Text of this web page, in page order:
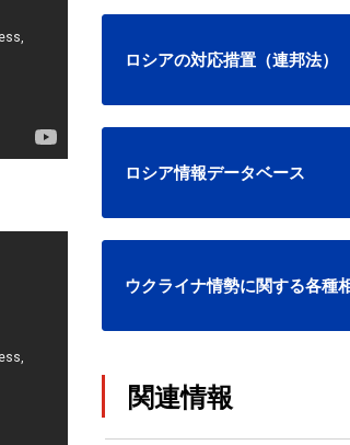
ロシアの対応措置（連邦法）
ロシア情報データベース
ウクライナ情勢に関する各種
関連情報